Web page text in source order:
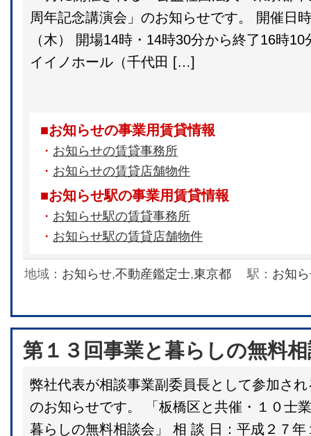
周年記念講演会」のお知らせです。 開催日
（木） 開場14時・14時30分から終了16時
イイノホール（千代田 […]
■お知らせの事業用賃貸情報
・ お知らせの賃貸事務所
・ お知らせの賃貸店舗物件
■お知らせ駅の事業用賃貸情報
・ お知らせ駅の賃貸事務所
・ お知らせ駅の賃貸店舗物件
地域： お知らせ,不動産鑑定士,東京都 駅： お知
第１３回事業と暮らしの無料
弊社代表が相談事業副委員長として参加さ
のお知らせです。 「板橋区と共催・１０士
暮らしの無料相談会」 相 談 日：平成２７